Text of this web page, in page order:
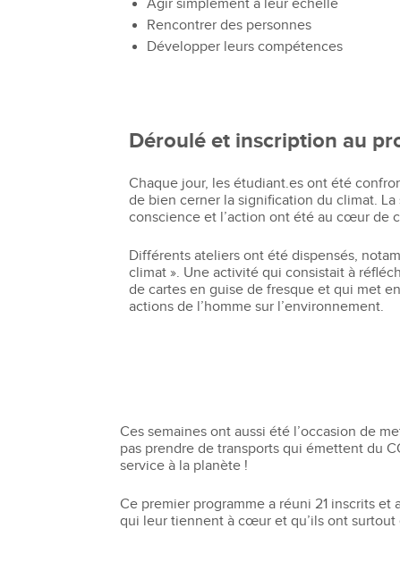
Agir simplement à leur échelle
Rencontrer des personnes
Développer leurs compétences
Déroulé et inscription au
Chaque jour, les étudiant.es ont été
de bien cerner la signification du climat.
conscience et l’action ont été au cœur de
Différents ateliers ont été dispensés,
climat ». Une activité qui consistait à
de cartes en guise de fresque et qui met
actions de l’homme sur l’environnement.
Ces semaines ont aussi été l’occasion de
pas prendre de transports qui émettent du
service à la planète !
Ce premier programme a réuni 21 inscrits
qui leur tiennent à cœur et qu’ils ont surtout
Le programme International à
Étudier à l'international
Programme Disney
Bachelor Commerce Marketing
Bachelor Marketing digital
événementiels et digitaux
Bachelor QSE - Qualité
Environnement
Commercial et Marketing
Bachelor Tourisme